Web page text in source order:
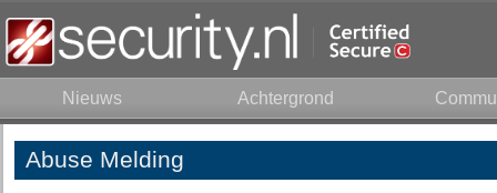
Nieuws Achtergrond
Abuse Melding